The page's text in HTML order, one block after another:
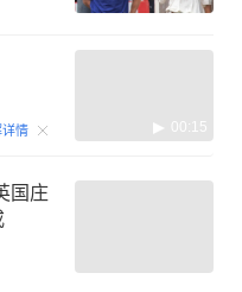
详情 00:15
国庄